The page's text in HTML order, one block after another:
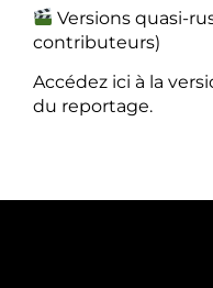
Versions quasi-
contributeurs)
Accédez ici à la
du reportage.